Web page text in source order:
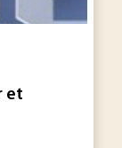
et